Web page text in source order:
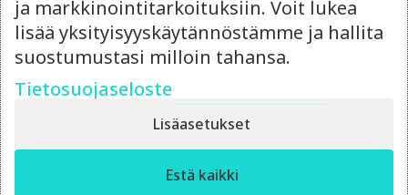
yhteisellä vastuulla muistaa yhä uudelleen,
mitä valitsimme kun valitsimme toisemme.
Vapaus, vastuu, haastaminen.
ja markkinointitarkoituksiin. Voit lukea
lisää yksityisyyskäytännöstämme ja hallita
suostumustasi milloin tahansa.
Tietosuojaseloste
Lisäasetukset
Estä kaikkiMoro! Miten voin auttaa?